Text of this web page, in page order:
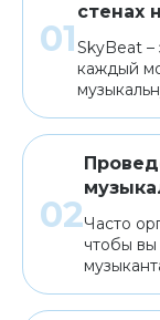
стенах
SkyBeat –
каждый
Часто
чтобы вы